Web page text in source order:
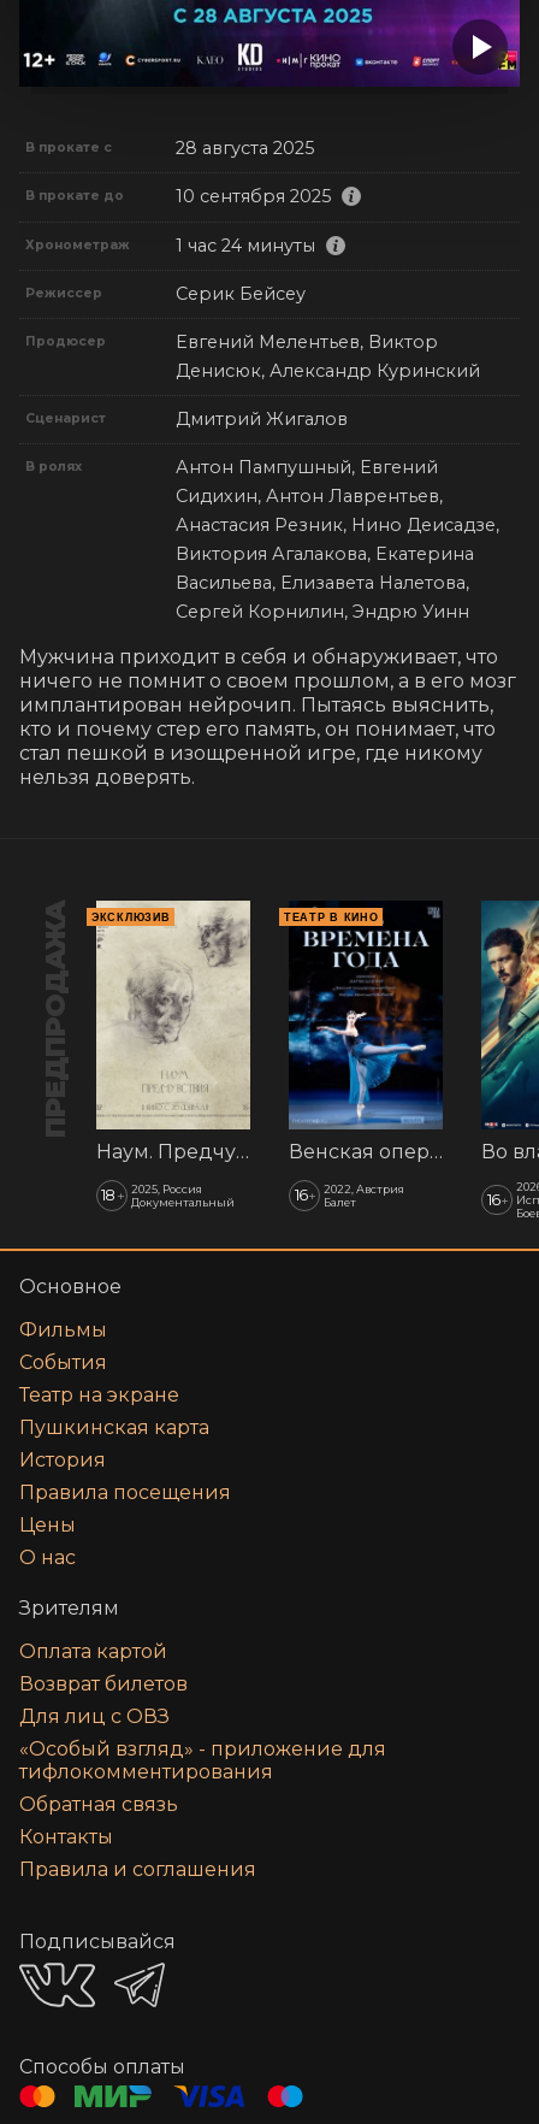
В прокате с 28 августа 2025
В прокате до 10 сентября 2025
Хронометраж 1 час 24 минуты
Режиссер Серик Бейсеу
Продюсер
Евгений Мелентьев, Виктор
Денисюк, Александр Куринский
Сценарист Дмитрий Жигалов
В ролях
Антон Пампушный, Евгений
Сидихин, Антон Лаврентьев,
Анастасия Резник, Нино Деисадзе,
Виктория Агалакова, Екатерина
Васильева, Елизавета Налетова,
Сергей Корнилин, Эндрю Уинн
Мужчина приходит в себя и обнаруживает, что
ничего не помнит о своем прошлом, а в его мозг
имплантирован нейрочип. Пытаясь выяснить,
кто и почему стер его память, он понимает, что
стал пешкой в изощренной игре, где никому
нельзя доверять.
ПРЕДПРОДАЖА ЭКСКЛЮЗИВ
Наум. Предчувствия
18 + 2025, Россия
Документальный
ТЕАТР В КИНО
Венская опера: Времена года
16+
2022, Австрия
Балет
16+
Основное
Фильмы
События
Театр на экране
Пушкинская карта
История
Правила посещения
Цены
О нас
Зрителям
Оплата картой
Возврат билетов
Для лиц с ОВЗ
«‎Особый взгляд» - приложение для
тифлокомментирования
Обратная связь
Контакты
Правила и соглашения
Подписывайся
Способы оплаты